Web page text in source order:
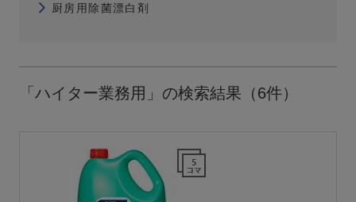
厨房用除菌漂白剤
「ハイター業務用」の検索結果（6件）